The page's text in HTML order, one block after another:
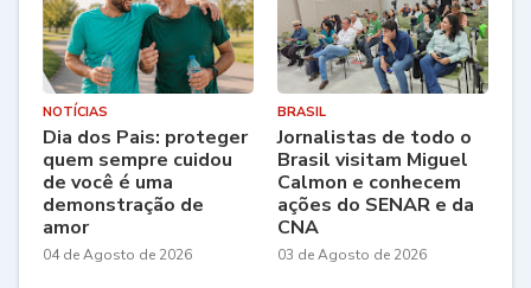
NOTÍCIAS
Dia dos Pais: proteger
quem sempre cuidou
de você é uma
demonstração de
amor
04 de Agosto de 2026
BRASIL
Jornalistas de todo o
Brasil visitam Miguel
Calmon e conhecem
ações do SENAR e da
CNA
03 de Agosto de 2026